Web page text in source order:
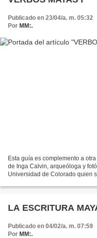
Publicado en 23/04/a. m. 05:32
Por MM:.
Esta guía es complemento a
de Inga Calvin, arqueóloga y
Universidad de Colorado quien
LA ESCRITURA
Publicado en 04/02/a. m. 07:59
Por MM:.